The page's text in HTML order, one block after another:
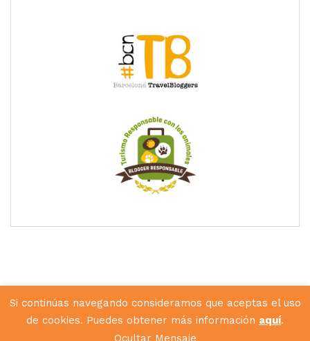
Diseñado porHunkey Dorey
Si continúas navegando consideramos que aceptas el uso
de cookies. Puedes obtener más información aquí.
Ocultar Mensaje